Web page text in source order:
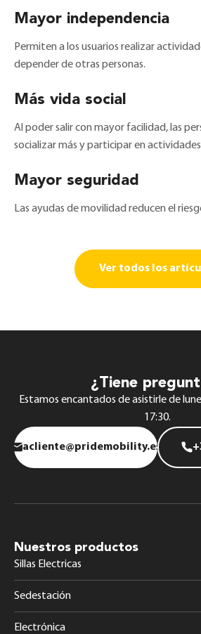
Mayor independencia
Permiten a los usuarios realizar
depender de otras personas.
Más vida social
Al poder salir con mayor facilidad, las
socializar más y participar en
Mayor seguridad
Las ayudas de movilidad reducen el
Ver todos los
¿Tiene
Estamos encantados de asistirle de
17:30.
acliente@pridemobility.es
Nuestros productos
Sillas Electricas
Sedestación
Electrónica